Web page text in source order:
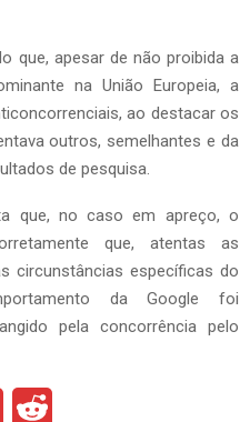
que, apesar de não proibida a
na União Europeia, a
ao destacar os
outros, semelhantes e da
de pesquisa.
que, no caso em apreço, o
que, atentas as
circunstâncias específicas do
da Google foi
pela concorrência pelo
M